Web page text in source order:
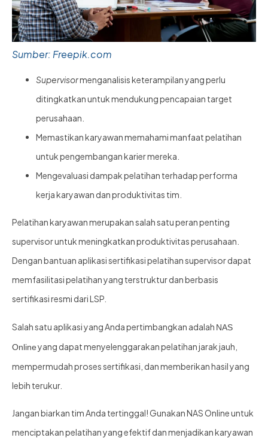
Sumber: Freepik.com
Supervisormenganalisis keterampilan yang perlu
ditingkatkan untuk mendukung pencapaian target
perusahaan.
Memastikan karyawan memahami manfaat pelatihan
untuk pengembangan karier mereka.
Mengevaluasi dampak pelatihan terhadap performa
kerja karyawan dan produktivitas tim.
Pelatihan karyawan merupakan salah satu peran penting
supervisor untuk meningkatkan produktivitas perusahaan.
Dengan bantuan aplikasi sertifikasi pelatihan supervisor dapat
memfasilitasi pelatihan yang terstruktur dan berbasis
sertifikasi resmi dari LSP.
Salah satu aplikasi yang Anda pertimbangkan adalah NAS
Onlineyang dapat menyelenggarakan pelatihan jarak jauh,
mempermudah proses sertifikasi, dan memberikan hasil yang
lebih terukur.
Jangan biarkan tim Anda tertinggal! Gunakan NAS Online untuk
menciptakan pelatihan yang efektif dan menjadikan karyawan